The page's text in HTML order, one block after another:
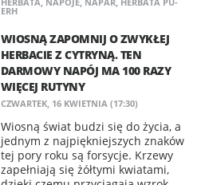
ERH
WIOSNĄ ZAPOMNIJ O ZWYKŁEJ
HERBACIE Z CYTRYNĄ. TEN
DARMOWY NAPÓJ MA 100 RAZY
WIĘCEJ RUTYNY
CZWARTEK, 16 KWIETNIA (17:30)
Wiosną świat budzi się do życia, a
jednym z najpiękniejszych znaków
tej pory roku są forsycje. Krzewy
zapełniają się żółtymi kwiatami,